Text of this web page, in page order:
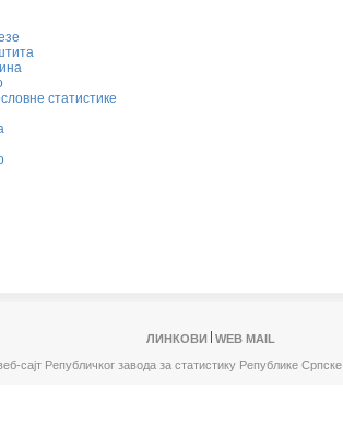
статистике
ЛИНКОВИ
WEB MAIL
сајт Републичког завода за статистику Републике Српске,